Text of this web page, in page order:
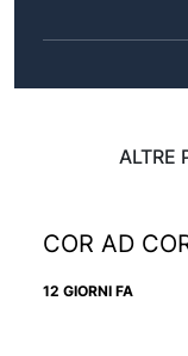
ALTRE
COR AD
12 GIORNI FA